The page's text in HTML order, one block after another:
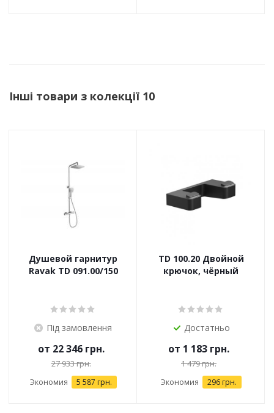
Інші товари з колекції 10
Душевой гарнитур
Ravak TD 091.00/150
Під замовлення
от 22 346 грн.
27 933 грн.
Экономия 5 587 грн.
TD 100.20 Двойной
крючок, чёрный
Достатньо
от 1 183 грн.
1 479 грн.
Экономия 296 грн.